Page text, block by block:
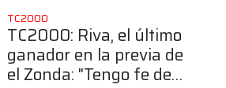
TC2000
TC2000: Riva, el último
ganador en la previa de
el Zonda: "Tengo fe de